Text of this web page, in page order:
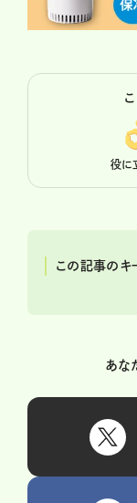
役に
この記事のキ
あな